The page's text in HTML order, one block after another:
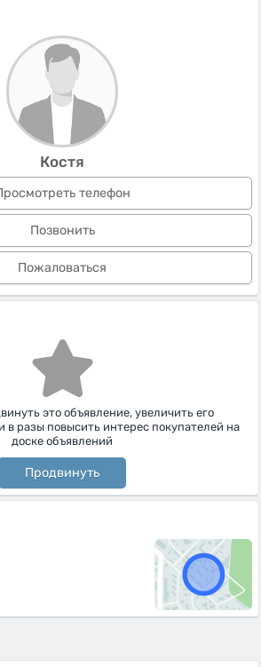
Костя
телефон
Позвонить
Пожаловаться
это объявление, увеличить его
в разы повысить интерес покупателей на
доске объявлений
Продвинуть